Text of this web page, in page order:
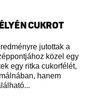
CUKROT
jutottak a
közel egy
egy ritka cukorfélét,
hanem